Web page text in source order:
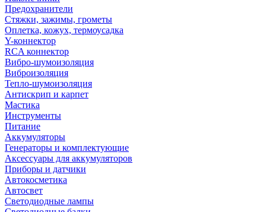
Предохранители
Стяжки, зажимы, грометы
Оплетка, кожух, термоусадка
Y-коннектор
RCA коннектор
Вибро-шумоизоляция
Виброизоляция
Тепло-шумоизоляция
Антискрип и карпет
Мастика
Инструменты
Питание
Аккумуляторы
Генераторы и комплектующие
Аксессуары для аккумуляторов
Приборы и датчики
Автокосметика
Автосвет
Светодиодные лампы